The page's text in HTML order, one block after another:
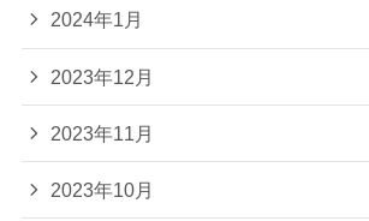
2024年1月
2023年12月
2023年11月
2023年10月